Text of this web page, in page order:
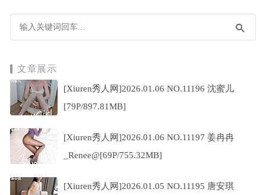
文章展示
[Xiuren秀人网]2026.01.06 NO.11196 沈蜜儿
[79P/897.81MB]
[Xiuren秀人网]2026.01.06 NO.11197 姜冉冉
_Renee@[69P/755.32MB]
[Xiuren秀人网]2026.01.05 NO.11195 唐安琪